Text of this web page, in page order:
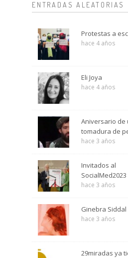
ENTRADAS ALEATORIAS
Protestas a
hace 4 años
Eli Joya
hace 4 años
Aniversario de
tomadura de
hace 3 años
Invitados al
SocialMed2023
hace 3 años
Ginebra Siddal
hace 3 años
29miradas ya